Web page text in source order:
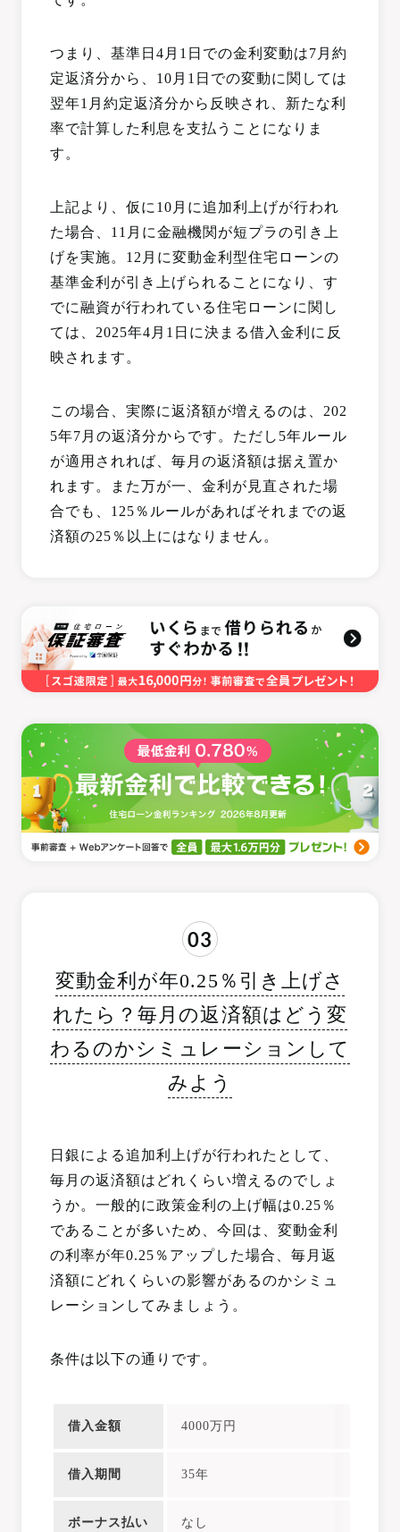
つまり、基準日4月1日での金利変動は7月約
定返済分から、10月1日での変動に関しては
翌年1月約定返済分から反映され、新たな利
率で計算した利息を支払うことになりま
す。
上記より、仮に10月に追加利上げが行われ
た場合、11月に金融機関が短プラの引き上
げを実施。12月に変動金利型住宅ローンの
基準金利が引き上げられることになり、す
でに融資が行われている住宅ローンに関し
ては、2025年4月1日に決まる借入金利に反
映されます。
この場合、実際に返済額が増えるのは、202
5年7月の返済分からです。ただし5年ルール
が適用されれば、毎月の返済額は据え置か
れます。また万が一、金利が見直された場
合でも、125％ルールがあればそれまでの返
済額の25％以上にはなりません。
03
変動金利が年0.25％引き上げさ
れたら？毎月の返済額はどう変
わるのかシミュレーションして
みよう
日銀による追加利上げが行われたとして、
毎月の返済額はどれくらい増えるのでしょ
うか。一般的に政策金利の上げ幅は0.25％
であることが多いため、今回は、変動金利
の利率が年0.25％アップした場合、毎月返
済額にどれくらいの影響があるのかシミュ
レーションしてみましょう。
条件は以下の通りです。
借入金額 4000万円
借入期間 35年
ボーナス払い なし